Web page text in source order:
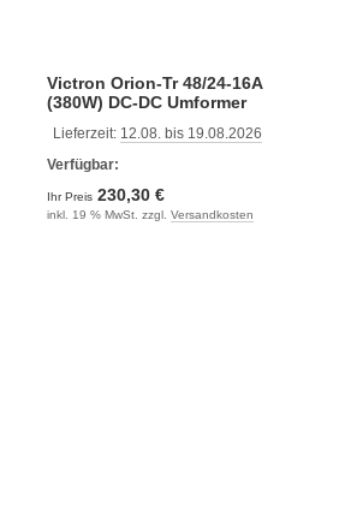
Victron Orion-Tr 48/24-16A
(380W) DC-DC Umformer
Lieferzeit: 12.08. bis 19.08.2026
Verfügbar:
Ihr Preis 230,30 €
inkl. 19 % MwSt. zzgl. Versandkosten